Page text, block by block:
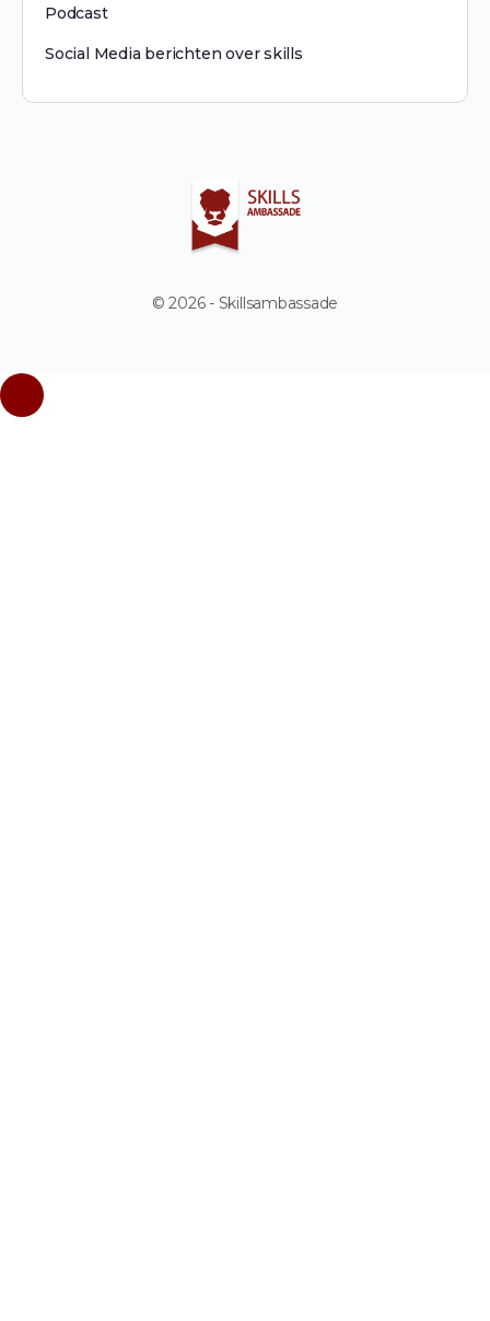
Podcast
Social Media berichten over skills
© 2026 - Skillsambassade